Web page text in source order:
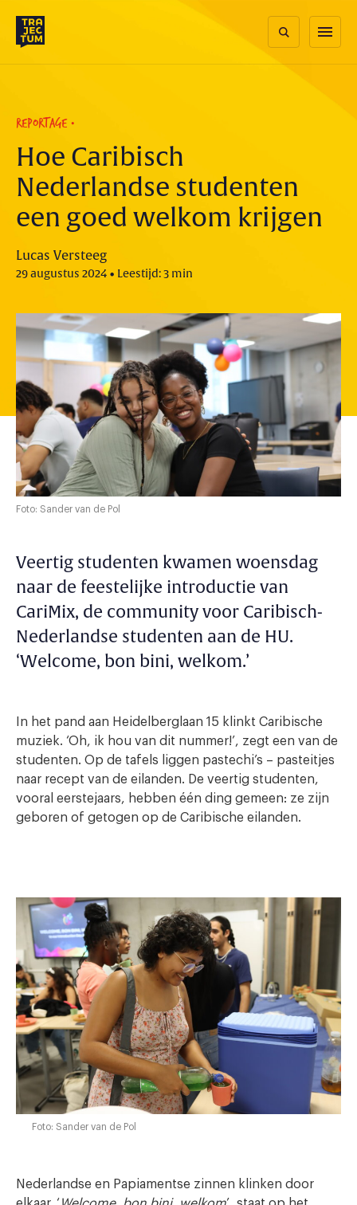
content
menu
REPORTAGE
Hoe Caribisch
Nederlandse studenten
een goed welkom krijgen
Lucas Versteeg
29 augustus 2024 • Leestijd: 3 min
Foto: Sander van de Pol
Veertig studenten kwamen woensdag
naar de feestelijke introductie van
CariMix, de community voor Caribisch-
Nederlandse studenten aan de HU.
‘Welcome, bon bini, welkom.’
In het pand aan Heidelberglaan 15 klinkt Caribische
muziek. ‘Oh, ik hou van dit nummer!’, zegt een van de
studenten. Op de tafels liggen pastechi’s – pasteitjes
naar recept van de eilanden. De veertig studenten,
vooral eerstejaars, hebben één ding gemeen: ze zijn
geboren of getogen op de Caribische eilanden.
Foto: Sander van de Pol
Nederlandse en Papiamentse zinnen klinken door